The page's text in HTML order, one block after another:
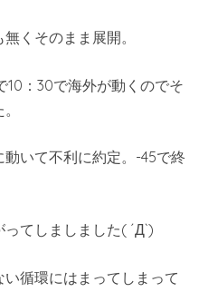
くそのまま展開。
：30で海外が動くのでそ
いて不利に約定。-45で終
てしましました( ´Д`)
循環にはまってしまって